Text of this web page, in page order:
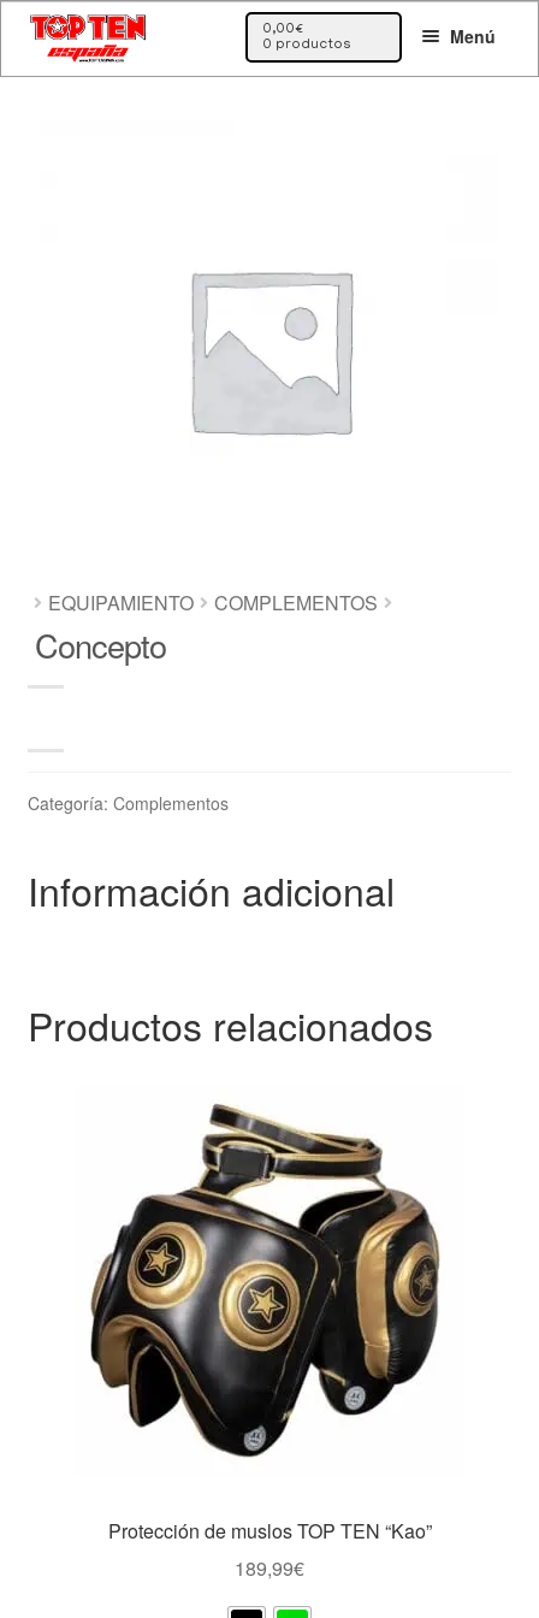
Ir
a
la
Ir
al
contenido
Menú
0,00€
0 productos
EQUIPAMIENTO COMPLEMENTOS
Concepto
Categoría: Complementos
Información adicional
Productos relacionados
Protección de muslos TOP TEN “Kao”
189,99€